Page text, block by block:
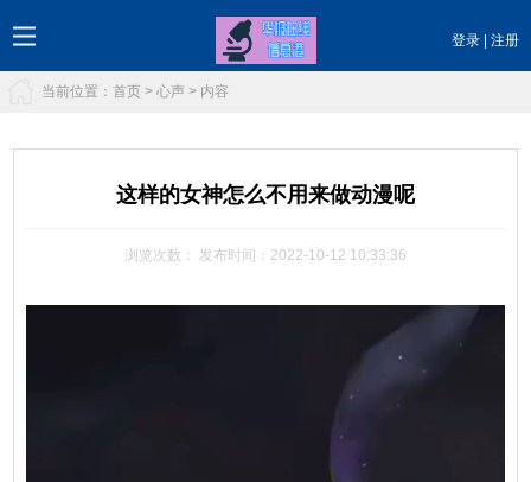
登录 注册
当前位置： 首页 > 心声 > 内容
这样的女神怎么不用来做动漫呢
浏览次数： 发布时间：2022-10-12 10:33:36